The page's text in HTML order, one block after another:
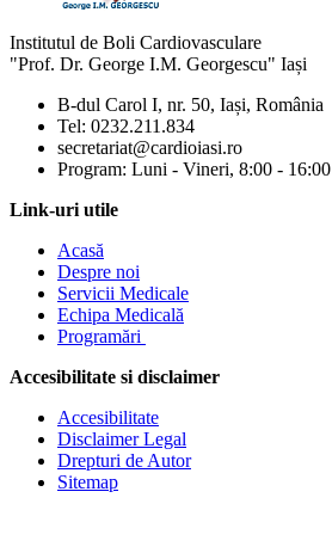
Institutul de Boli Cardiovasculare
"Prof. Dr. George I.M. Georgescu" Iași
B-dul Carol I, nr. 50, Iași, România
Tel: 0232.211.834
secretariat@cardioiasi.ro
Program: Luni - Vineri, 8:00 - 16:00
Link-uri utile
Acasă
Despre noi
Servicii Medicale
Echipa Medicală
Programări
Accesibilitate si disclaimer
Accesibilitate
Disclaimer Legal
Drepturi de Autor
Sitemap